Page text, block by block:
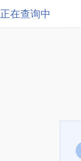
正在查询中